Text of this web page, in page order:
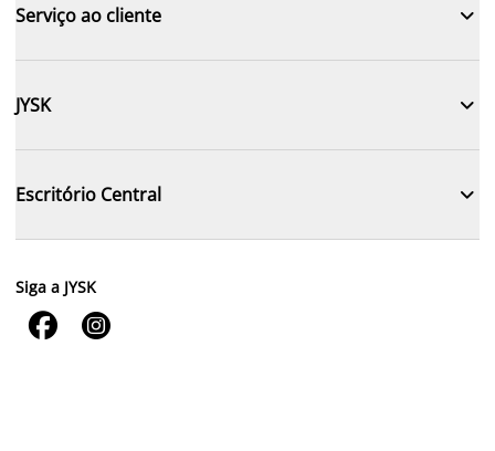
Serviço ao cliente 
JYSK 
Escritório Central 
Siga a JYSK
 